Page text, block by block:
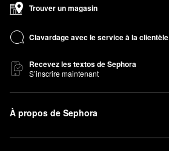
Trouver un magasin
Clavardage avec le service à la clientèle
Recevez les textos de Sephora
S’inscrire maintenant
À propos de Sephora